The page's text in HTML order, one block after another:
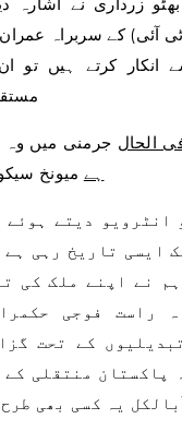
آئی) کے سربراہ
انکار کرتے ہیں تو
الحال جرمنی میں وہ
ہے میونخ
انٹرویو دیتے ہوئے
ایسی تاریخ رہی
نے اپنے ملک کی
راست فوجی
کے تحت
پاکستان منتقلی کے